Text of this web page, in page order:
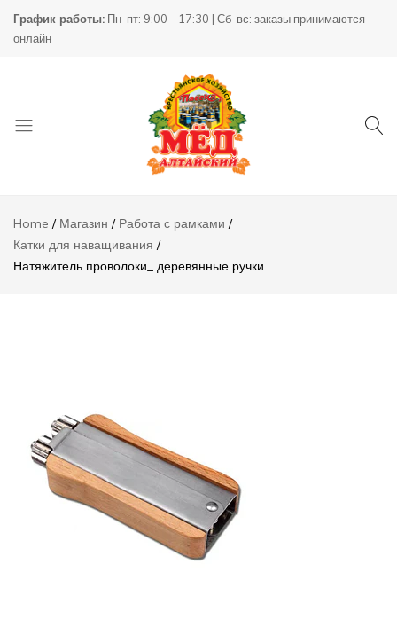
График работы: Пн-пт: 9:00 - 17:30 | Сб-вс: заказы принимаются
онлайн
пчеловодства
Home
Магазин
Работа с рамками
Катки для наващивания
Натяжитель проволоки_ деревянные ручки
Натяжитель
проволоки_